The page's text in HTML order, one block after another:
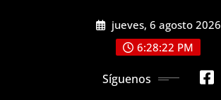
jueves, 6 agosto 2026
6:28:24 PM
Síguenos